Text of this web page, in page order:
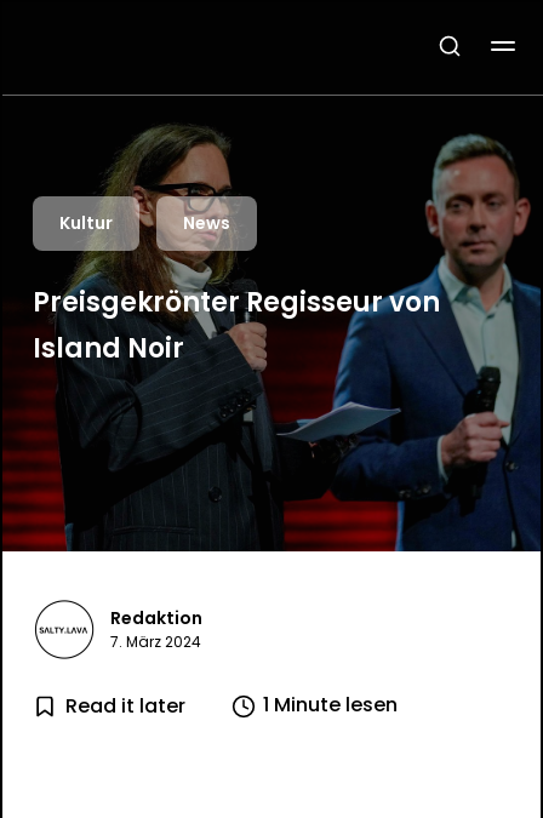
Kultur News
Preisgekrönter Regisseur von
Island Noir
Redaktion
7. März 2024
Read it later 1 Minute lesen